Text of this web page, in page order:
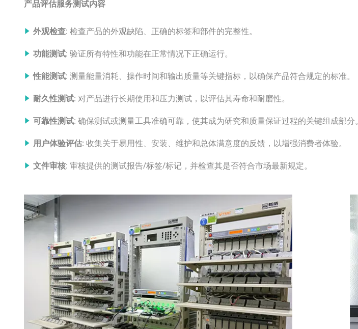
产品评估服务测试内容
外观检查: 检查产品的外观缺陷、正确的标签和部件的完整性。
功能测试: 验证所有特性和功能在正常情况下正确运行。
性能测试: 测量能量消耗、操作时间和输出质量等关键指标，以确保产品符合规定的标准。
耐久性测试: 对产品进行长期使用和压力测试，以评估其寿命和耐磨性。
可靠性测试: 确保测试或测量工具准确可靠，使其成为研究和质量保证过程的关键组成部分。
用户体验评估: 收集关于易用性、安装、维护和总体满意度的反馈，以增强消费者体验。
文件审核: 审核提供的测试报告/标签/标记，并检查其是否符合市场最新规定。